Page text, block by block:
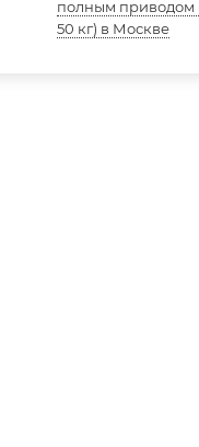
полным приводом
50 кг) в Москве